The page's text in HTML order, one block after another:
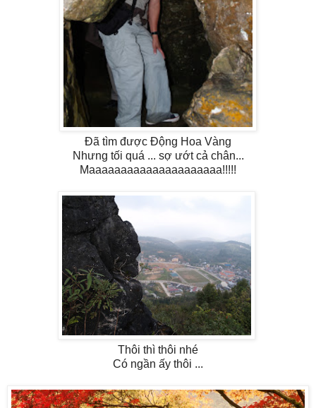
Đã tìm được Động Hoa Vàng
Nhưng tối quá ... sợ ướt cả chân...
Maaaaaaaaaaaaaaaaaaaaa!!!!!
Thôi thì thôi nhé
Có ngần ấy thôi ...